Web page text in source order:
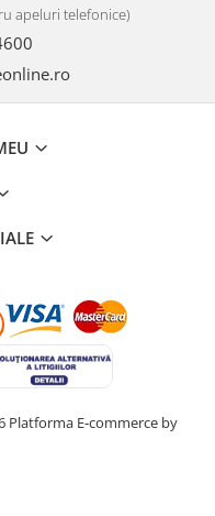
apeluri telefonice)
Platforma E-commerce by